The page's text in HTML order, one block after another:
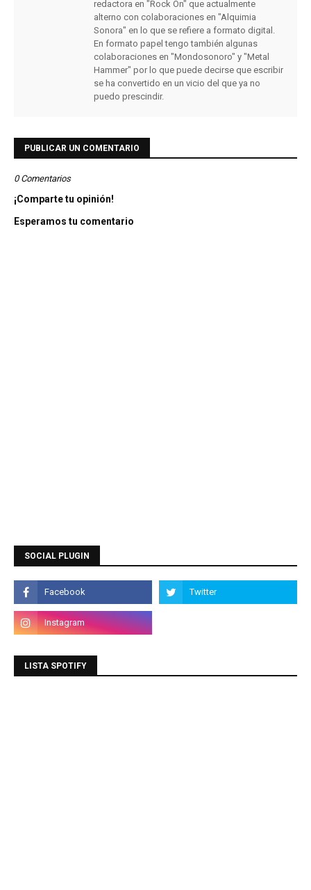
redactora en "Rock On" que actualmente
alterno con colaboraciones en "Alquimia
Sonora" en lo que se refiere a formato digital.
En formato papel tengo también algunas
colaboraciones en "Mondosonoro" y "Metal
Hammer" por lo que puede decirse que escribir
se ha convertido en un vicio del que ya no
puedo prescindir.
PUBLICAR UN COMENTARIO
0 Comentarios
¡Comparte tu opinión!
Esperamos tu comentario
SOCIAL PLUGIN
LISTA SPOTIFY